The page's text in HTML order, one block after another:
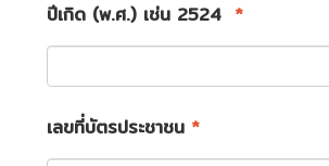
ปีเกิด (พ.ศ.) เช่น 2524 *
เลขที่บัตรประชาชน *